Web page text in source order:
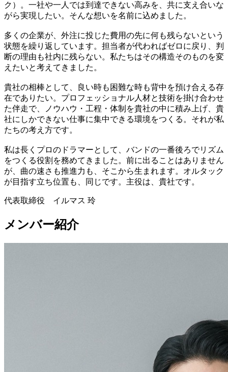
ク）。一社や一人では到達できない高みを、共に支え合いな
がら実現したい。そんな想いを名前に込めました。
多くの企業が、外注に投じた費用の先に何も残らないという
状態を繰り返しています。担当者が代わればゼロに戻り、判
断の理由も社内に残らない。私たちはその構造そのものを変
えたいと考えてきました。
貴社の相棒として、良い時も困難な時も背中を預け合える存
在でありたい。プロフェッショナル人材と技術を掛け合わせ
た伴走で、ノウハウ・工程・体制を貴社の中に積み上げ、貴
社にしかできない仕事に集中できる環境をつくる。それが私
たちの考え方です。
私は長くプロのドラマーとして、バンドの一番後ろでリズム
をつくる役割を務めてきました。前に出ることはありません
が、曲の速さも推進力も、そこから生まれます。オルタック
が目指す立ち位置も、同じです。主役は、貴社です。
代表取締役 イルマス 玲
メンバー紹介